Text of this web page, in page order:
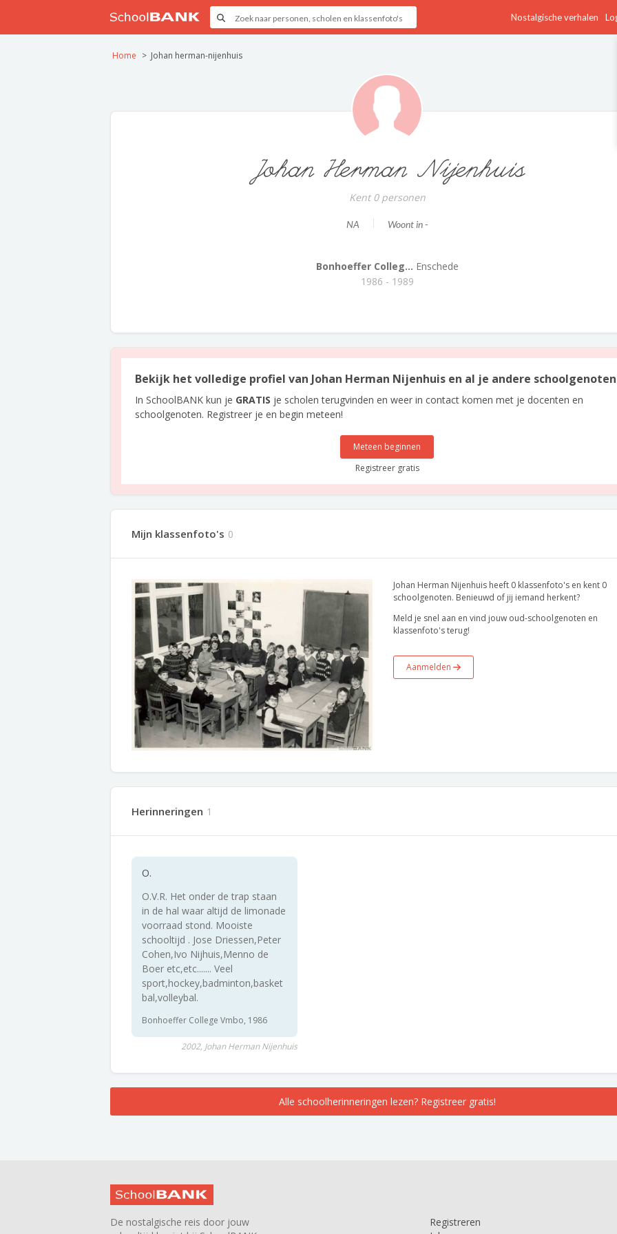
Nostalgische verhalen
Home Johan herman-nijenhuis
Johan Herman Nijenhuis
Kent 0 personen
NA Woont in -
Bonhoeffer Colleg... Enschede
1986 - 1989
Bekijk het volledige profiel van Johan Herman Nijenhuis en al je andere
In SchoolBANK kun je GRATIS je scholen terugvinden en weer in contact komen met je docenten en
schoolgenoten. Registreer je en begin meteen!
Meteen beginnen
Registreer gratis
Mijn klassenfoto's 0
Johan Herman Nijenhuis heeft 0 klassenfoto's en kent 0
schoolgenoten. Benieuwd of jij iemand herkent?
Meld je snel aan en vind jouw oud-schoolgenoten en
klassenfoto's terug!
Aanmelden
Herinneringen 1
O.
O.V.R. Het onder de trap staan
in de hal waar altijd de limonade
voorraad stond. Mooiste
schooltijd . Jose Driessen,Peter
Cohen,Ivo Nijhuis,Menno de
Boer etc,etc....... Veel
sport,hockey,badminton,basket
bal,volleybal.
Bonhoeffer College Vmbo, 1986
2002, Johan Herman Nijenhuis
Alle schoolherinneringen lezen? Registreer gratis!
De nostalgische reis door jouw
Registreren